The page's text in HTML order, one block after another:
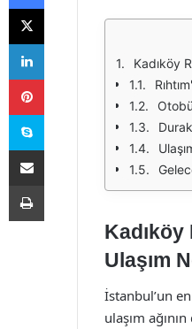
Kadıköy
Kadıköy
Ulaşım
İstanbul’un
ulaşım
X
LinkedIn
Pinterest
Skype
E-Posta ile paylaş